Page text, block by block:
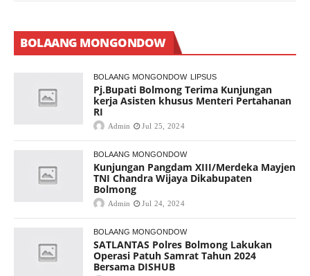
BOLAANG MONGONDOW
BOLAANG MONGONDOW LIPSUS
Pj.Bupati Bolmong Terima Kunjungan
kerja Asisten khusus Menteri Pertahanan
RI
Admin Jul 25, 2024
BOLAANG MONGONDOW
Kunjungan Pangdam XIII/Merdeka Mayjen
TNI Chandra Wijaya Dikabupaten
Bolmong
Admin Jul 24, 2024
BOLAANG MONGONDOW
SATLANTAS Polres Bolmong Lakukan
Operasi Patuh Samrat Tahun 2024
Bersama DISHUB